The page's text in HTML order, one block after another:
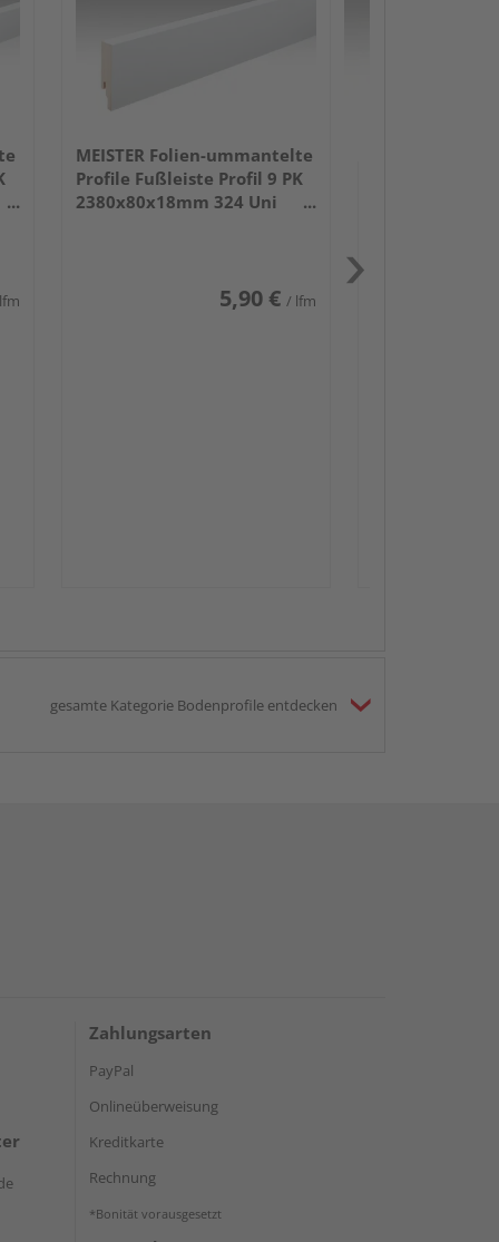
MEISTER Folien-ummantelte
Profile Fußleiste Profil 9 PK
2380x80x18mm 324 Uni
5,90 € / lfm
gesamte Kategorie Bodenprofile entdecken
Zahlungsarten
PayPal
Onlineüberweisung
Kreditkarte
Rechnung
*Bonität vorausgesetzt